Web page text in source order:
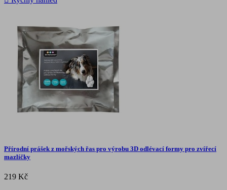
Přírodní prášek z mořských řas pro výrobu 3D odlévací formy pro zvířecí
mazlíčky
219 Kč